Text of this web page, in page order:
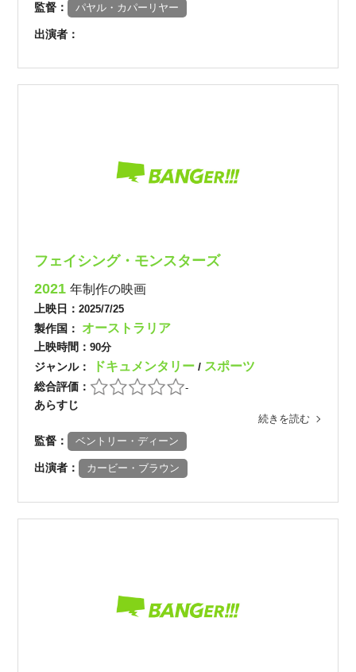
監督： パヤル・カパーリヤー
出演者：
フェイシング・モンスターズ
2021年制作の映画
上映日：2025/7/25
製作国： オーストラリア
上映時間：90分
ジャンル： ドキュメンタリー/ スポーツ
総合評価： -
あらすじ
続きを読む
監督： ベントリー・ディーン
出演者： カービー・ブラウン